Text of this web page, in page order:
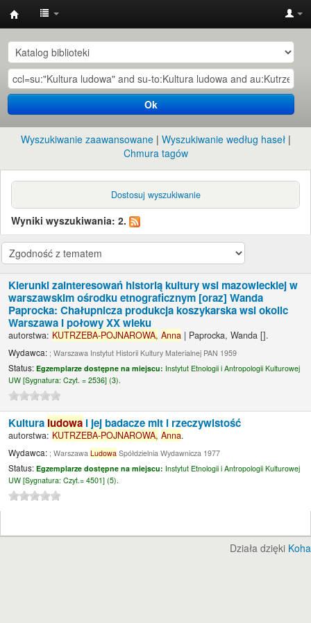
Instytut
Etnologii
i
Antropologii
Kulturowej
UW
Ok
Wyszukiwanie zaawansowane
Wyszukiwanie według haseł
Chmura tagów
Dostosuj wyszukiwanie
Wyniki wyszukiwania: 2.
Kierunki zainteresowań historią kultury wsi mazowieckiej w
warszawskim ośrodku etnograficznym [oraz] Wanda
Paprocka: Chałupnicza produkcja koszykarska wsi okolic
Warszawa I połowy XX wieku
autorstwa: KUTRZEBA-POJNAROWA, Anna | Paprocka, Wanda [].
Wydawca: ; Warszawa Instytut Historii Kultury Materialnej PAN 1959
Status:Egzemplarze dostępne na miejscu: Instytut Etnologii i Antropologii Kulturowej
UW [Sygnatura:Czyt. = 2536] (3).
Kultura ludowa i jej badacze mit i rzeczywistość
autorstwa: KUTRZEBA-POJNAROWA, Anna.
Wydawca: ; WarszawaLudowa Spółdzielnia Wydawnicza 1977
Status:Egzemplarze dostępne na miejscu: Instytut Etnologii i Antropologii Kulturowej
UW [Sygnatura:Czyt.= 4501] (5).
Działa dzięki Koha